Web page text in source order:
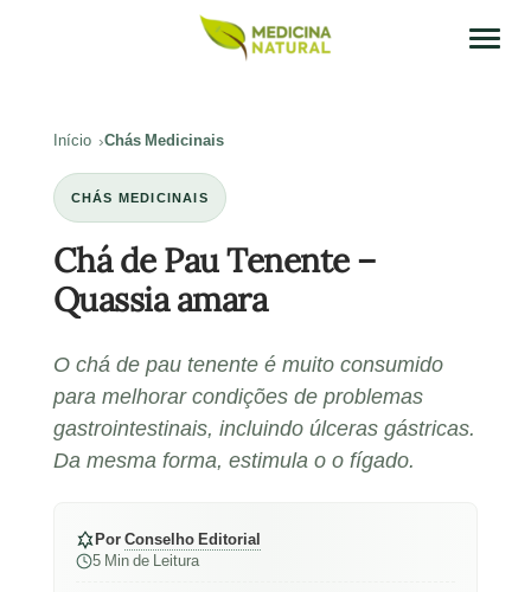
Início Chás Medicinais
CHÁS MEDICINAIS
Chá de Pau Tenente –
Quassia amara
O chá de pau tenente é muito consumido
para melhorar condições de problemas
gastrointestinais, incluindo úlceras gástricas.
Da mesma forma, estimula o o fígado.
PorConselho Editorial
5 Min de Leitura